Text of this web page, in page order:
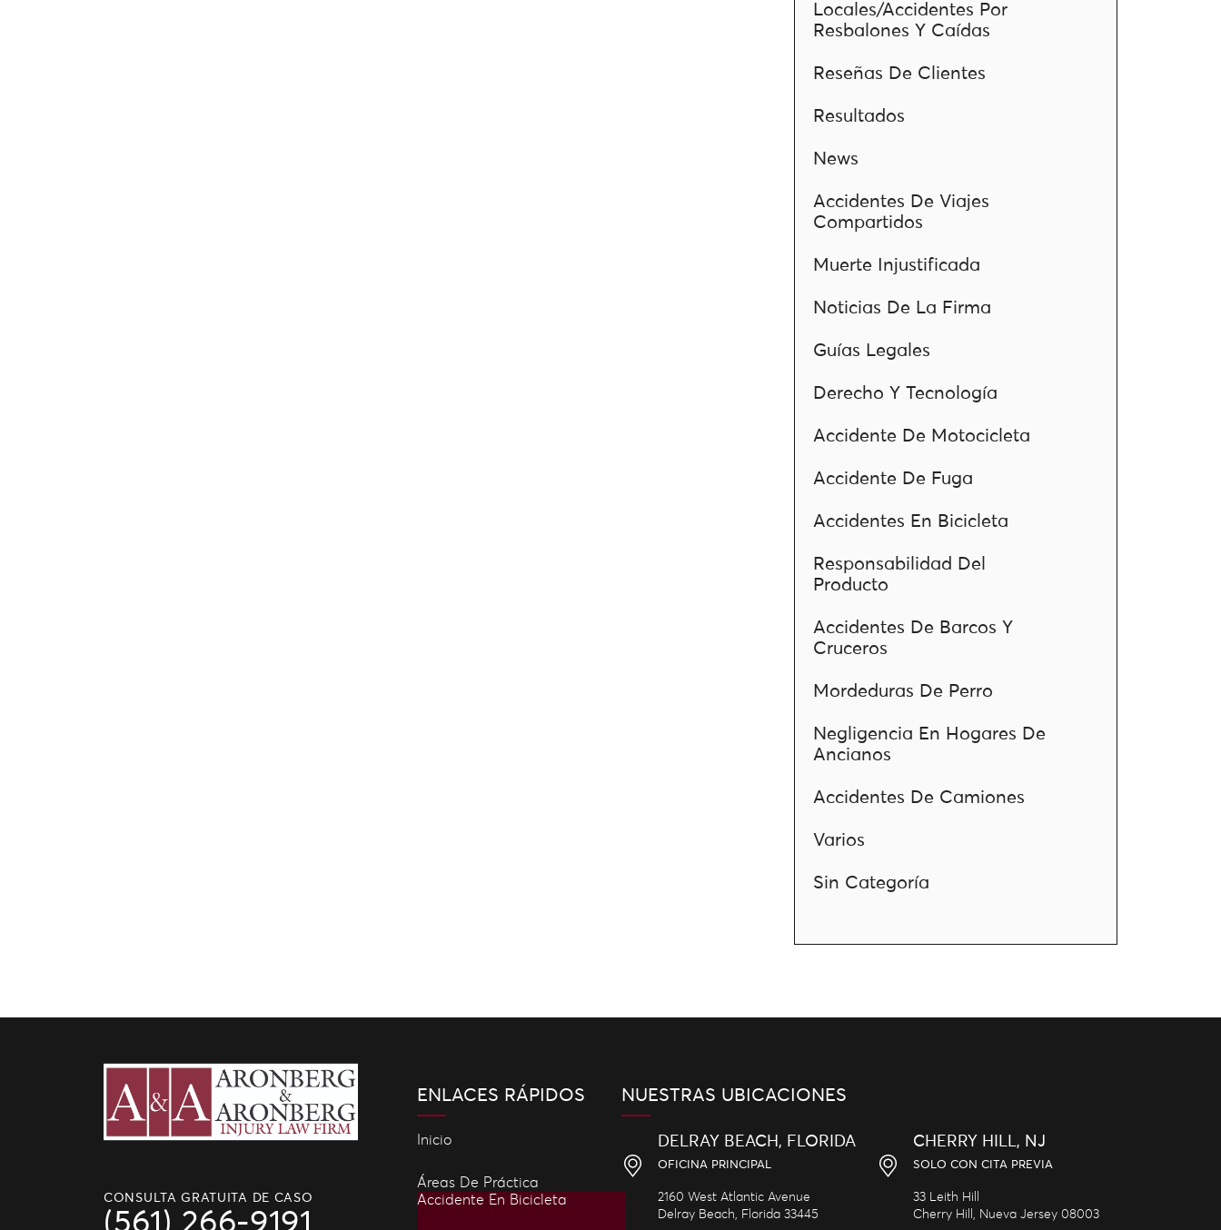
Locales/Accidentes Por
Resbalones Y Caídas
Reseñas De Clientes
Resultados
News
Accidentes De Viajes
Compartidos
Muerte Injustificada
Noticias De La Firma
Guías Legales
Derecho Y Tecnología
Accidente De Motocicleta
Accidente De Fuga
Accidentes En Bicicleta
Responsabilidad Del
Producto
Accidentes De Barcos Y
Cruceros
Mordeduras De Perro
Negligencia En Hogares De
Ancianos
Accidentes De Camiones
Varios
Sin Categoría
CONSULTA GRATUITA DE CASO
ENLACES RÁPIDOS
Inicio
Áreas De Práctica
Accidente En Bicicleta
NUESTRAS UBICACIONES
DELRAY BEACH, FLORIDA
OFICINA PRINCIPAL
2160 West Atlantic Avenue
Delray Beach, Florida 33445
CHERRY HILL, NJ
SOLO CON CITA PREVIA
33 Leith Hill
Cherry Hill, Nueva Jersey 08003